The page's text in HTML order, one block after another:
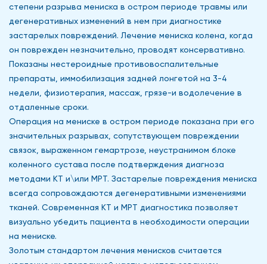
степени разрыва мениска в остром периоде травмы или
дегенеративных изменений в нем при диагностике
застарелых повреждений. Лечение мениска колена, когда
он поврежден незначительно, проводят консервативно.
Показаны нестероидные противовоспалительные
препараты, иммобилизация задней лонгетой на 3-4
недели, физиотерапия, массаж, грязе-и водолечение в
отдаленные сроки.
Операция на мениске в остром периоде показана при его
значительных разрывах, сопутствующем повреждении
связок, выраженном гемартрозе, неустранимом блоке
коленного сустава после подтверждения диагноза
методами КТ и\или МРТ. Застарелые повреждения мениска
всегда сопровождаются дегенеративными изменениями
тканей. Современная КТ и МРТ диагностика позволяет
визуально убедить пациента в необходимости операции
на мениске.
Золотым стандартом лечения менисков считается